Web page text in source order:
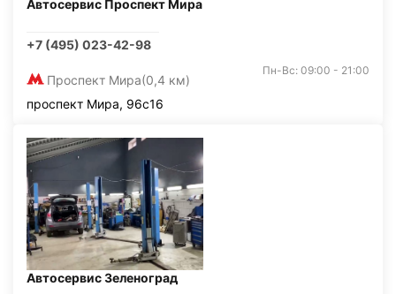
Автосервис Проспект Мира
+7 (495) 023-42-98
Проспект Мира(0,4 км)
Пн-Вс: 09:00 - 21:00
проспект Мира, 96с16
Автосервис Зеленоград